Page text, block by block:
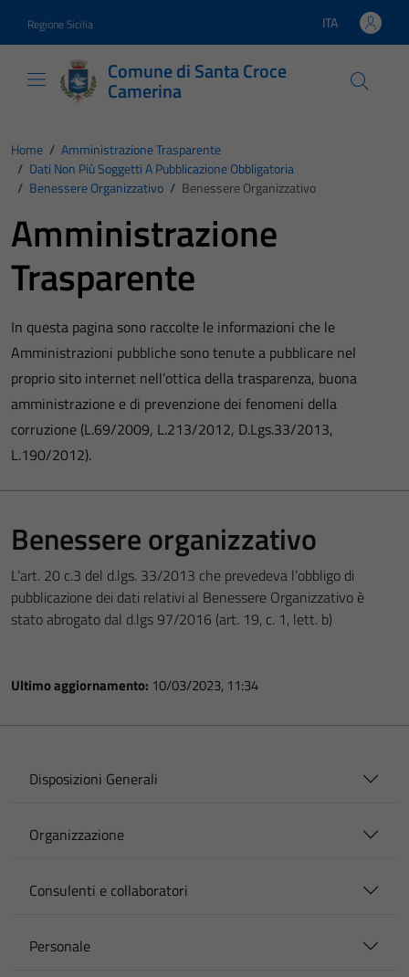
Regione Sicilia Lingua attiva:
ITA
Comune di Santa Croce
Camerina
Home / Amministrazione Trasparente
/ Dati Non Più Soggetti A Pubblicazione Obbligatoria
/ Benessere Organizzativo / Benessere Organizzativo
Amministrazione
Trasparente
In questa pagina sono raccolte le informazioni che le
Amministrazioni pubbliche sono tenute a pubblicare nel
proprio sito internet nell’ottica della trasparenza, buona
amministrazione e di prevenzione dei fenomeni della
corruzione (L.69/2009, L.213/2012, D.Lgs.33/2013,
L.190/2012).
Benessere organizzativo
L’art. 20 c.3 del d.lgs. 33/2013 che prevedeva l’obbligo di
pubblicazione dei dati relativi al Benessere Organizzativo è
stato abrogato dal d.lgs 97/2016 (art. 19, c. 1, lett. b)
Ultimo aggiornamento: 10/03/2023, 11:34
Disposizioni Generali
Organizzazione
Consulenti e collaboratori
Personale